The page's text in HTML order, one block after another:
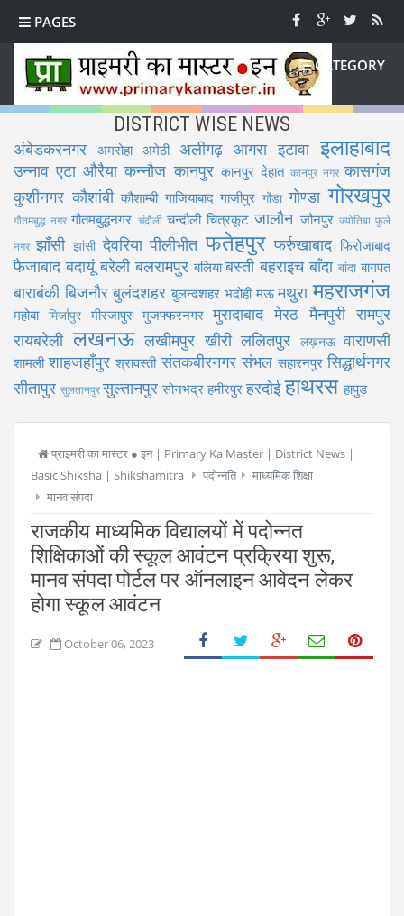
PAGES
CATEGORY
DISTRICT WISE NEWS
अंबेडकरनगर अमरोहा अमेठी अलीगढ़ आगरा इटावा इलाहाबाद
उन्नाव एटा औरैया कन्नौज कानपुर कानपुर देहात कानपुर नगर कासगंज
कुशीनगर कौशांबी कौशाम्बी गाजियाबाद गाजीपुर गोंडा गोण्डा गोरखपुर
गौतमबुद्ध नगर गौतमबुद्धनगर चंदौली चन्दौली चित्रकूट जालौन जौनपुर ज्योतिबा फुले
नगर झाँसी झांसी देवरिया पीलीभीत फतेहपुर फर्रुखाबाद फिरोजाबाद
फैजाबाद बदायूं बरेली बलरामपुर बलिया बस्ती बहराइच बाँदा बांदा बागपत
बाराबंकी बिजनौर बुलंदशहर बुलन्दशहर भदोही मऊ मथुरा महराजगंज
महोबा मिर्जापुर मीरजापुर मुजफ्फरनगर मुरादाबाद मेरठ मैनपुरी रामपुर
रायबरेली लखनऊ लखीमपुर खीरी ललितपुर लख़नऊ वाराणसी
शामली शाहजहाँपुर श्रावस्ती संतकबीरनगर संभल सहारनपुर सिद्धार्थनगर
सीतापुर सुलतानपुरसुल्तानपुर सोनभद्र हमीरपुर हरदोई हाथरस हापुड़
प्राइमरी का मास्टर ● इन | Primary Ka Master | District News |
Basic Shiksha | Shikshamitra
पदोन्नति
माध्यमिक शिक्षा
मानव संपदा
राजकीय माध्यमिक विद्यालयों में पदोन्नत
शिक्षिकाओं की स्कूल आवंटन प्रक्रिया शुरू,
मानव संपदा पोर्टल पर ऑनलाइन आवेदन लेकर
होगा स्कूल आवंटन
October 06, 2023